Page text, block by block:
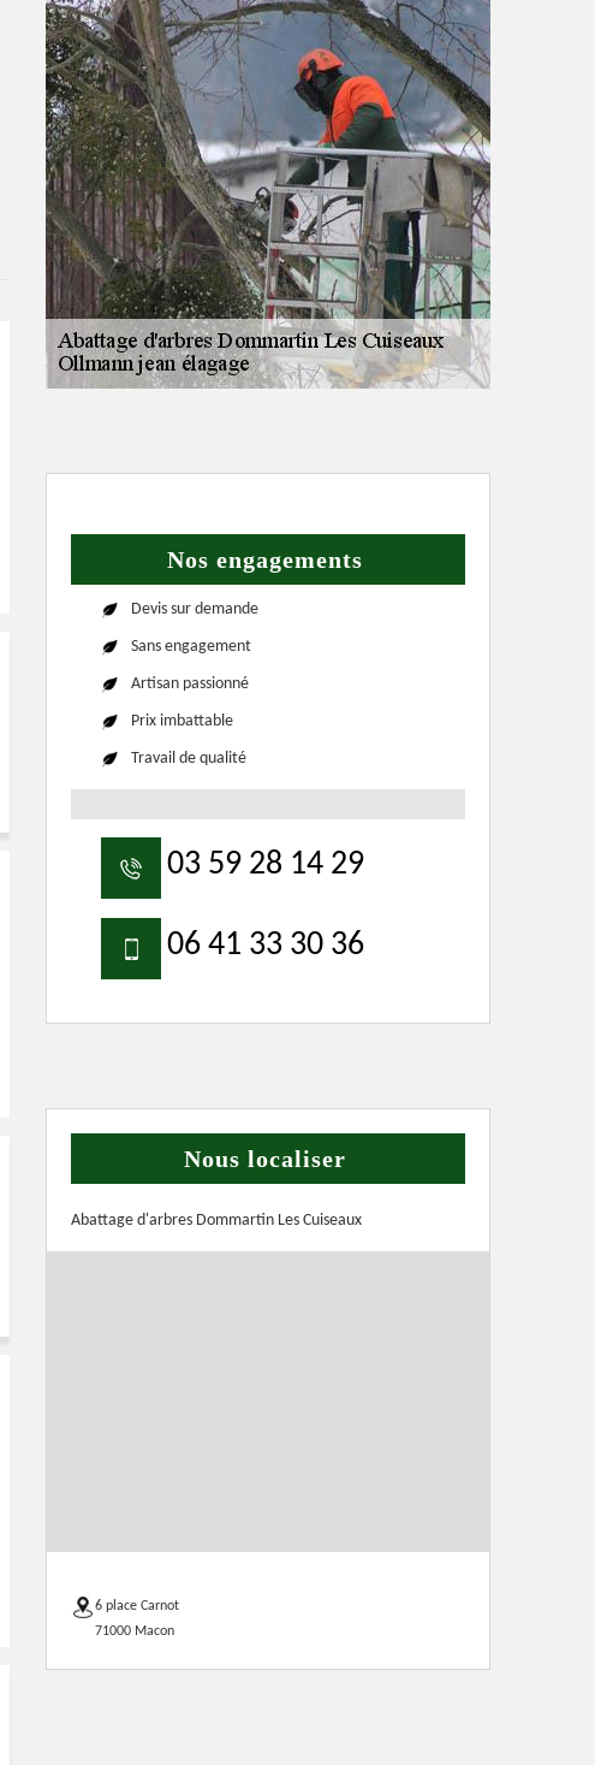
Nos engagements
Devis sur demande
Sans engagement
Artisan passionné
Prix imbattable
Travail de qualité
03 59 28 14 29
06 41 33 30 36
Nous localiser
Abattage d'arbres Dommartin Les Cuiseaux
6 place Carnot
71000 Macon